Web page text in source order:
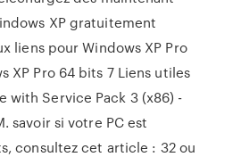
XP gratuitement
liens pour Windows XP Pro
XP Pro 64 bits 7 Liens utiles
with Service Pack 3 (x86) -
savoir si votre PC est
consultez cet article : 32 ou